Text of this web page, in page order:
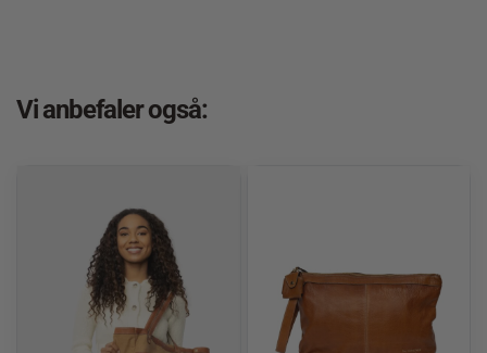
Vi anbefaler også: